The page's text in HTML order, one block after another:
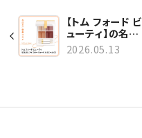
【トム フォード ビ
ューティ】の名品
アイシャドウで、目
元にツヤと立体感
2026.05.13